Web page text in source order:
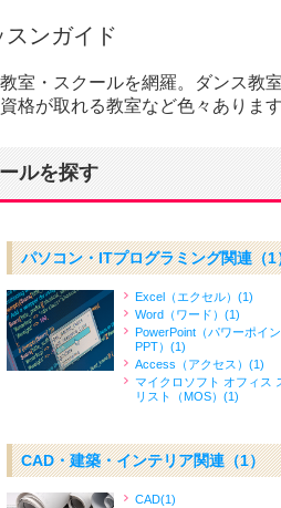
ンガイド
室・スクールを網羅。ダンス教
格が取れる教室など色々あります
ルを探す
パソコン・ITプログラミング関連（1
Excel（エクセル）(1)
Word（ワード）(1)
PowerPoint（パワーポイン
PPT）(1)
Access（アクセス）(1)
マイクロソフト オフィス
リスト（MOS）(1)
CAD・建築・インテリア関連（1）
CAD(1)